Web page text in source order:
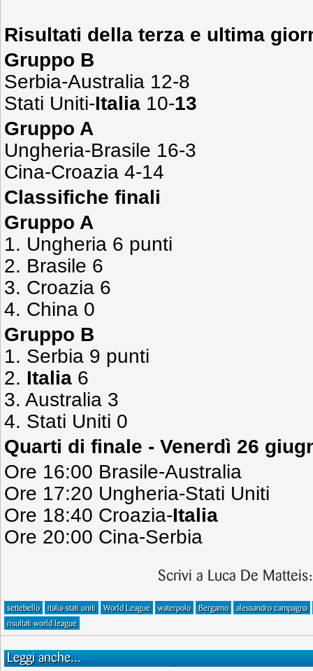
Risultati della terza e ultima
Gruppo B
Serbia-Australia 12-8
Stati Uniti-Italia 10-13
Gruppo A
Ungheria-Brasile 16-3
Cina-Croazia 4-14
Classifiche finali
Gruppo A
1. Ungheria 6 punti
2. Brasile 6
3. Croazia 6
4. China 0
Gruppo B
1. Serbia 9 punti
2. Italia 6
3. Australia 3
4. Stati Uniti 0
Quarti di finale - Venerdì 26
Ore 16:00 Brasile-Australia
Ore 17:20 Ungheria-Stati Uniti
Ore 18:40 Croazia-Italia
Ore 20:00 Cina-Serbia
Scrivi a Luca De
settebello italia-stati uniti World League waterpolo Bergamo
alessandro campagna
risultati world league
Leggi anche...